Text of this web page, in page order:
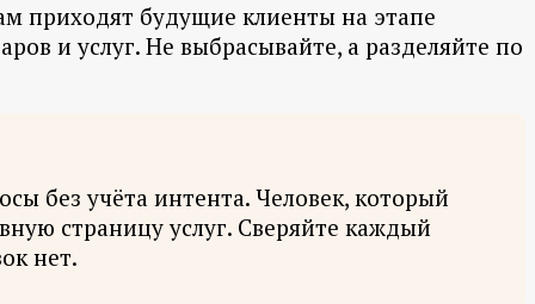
приходят будущие клиенты на этапе
и услуг. Не выбрасывайте, а разделяйте по
без учёта интента. Человек, который
страницу услуг. Сверяйте каждый
нет.